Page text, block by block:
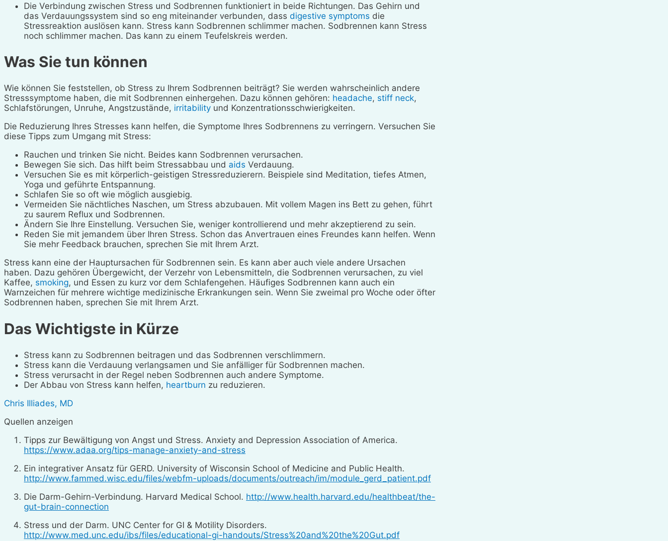
Die Verbindung zwischen Stress und Sodbrennen funktioniert in beide Richtungen. Das Gehirn und
das Verdauungssystem sind so eng miteinander verbunden, dass digestive symptoms die
Stressreaktion auslösen kann. Stress kann Sodbrennen schlimmer machen. Sodbrennen kann Stress
noch schlimmer machen. Das kann zu einem Teufelskreis werden.
Was Sie tun können
Wie können Sie feststellen, ob Stress zu Ihrem Sodbrennen beiträgt? Sie werden wahrscheinlich andere
Stresssymptome haben, die mit Sodbrennen einhergehen. Dazu können gehören: headache, stiff neck,
Schlafstörungen, Unruhe, Angstzustände, irritability und Konzentrationsschwierigkeiten.
Die Reduzierung Ihres Stresses kann helfen, die Symptome Ihres Sodbrennens zu verringern. Versuchen Sie
diese Tipps zum Umgang mit Stress:
Rauchen und trinken Sie nicht. Beides kann Sodbrennen verursachen.
Bewegen Sie sich. Das hilft beim Stressabbau und aids Verdauung.
Versuchen Sie es mit körperlich-geistigen Stressreduzierern. Beispiele sind Meditation, tiefes Atmen,
Yoga und geführte Entspannung.
Schlafen Sie so oft wie möglich ausgiebig.
Vermeiden Sie nächtliches Naschen, um Stress abzubauen. Mit vollem Magen ins Bett zu gehen, führt
zu saurem Reflux und Sodbrennen.
Ändern Sie Ihre Einstellung. Versuchen Sie, weniger kontrollierend und mehr akzeptierend zu sein.
Reden Sie mit jemandem über Ihren Stress. Schon das Anvertrauen eines Freundes kann helfen. Wenn
Sie mehr Feedback brauchen, sprechen Sie mit Ihrem Arzt.
Stress kann eine der Hauptursachen für Sodbrennen sein. Es kann aber auch viele andere Ursachen
haben. Dazu gehören Übergewicht, der Verzehr von Lebensmitteln, die Sodbrennen verursachen, zu viel
Kaffee, smoking, und Essen zu kurz vor dem Schlafengehen. Häufiges Sodbrennen kann auch ein
Warnzeichen für mehrere wichtige medizinische Erkrankungen sein. Wenn Sie zweimal pro Woche oder öfter
Sodbrennen haben, sprechen Sie mit Ihrem Arzt.
Das Wichtigste in Kürze
Stress kann zu Sodbrennen beitragen und das Sodbrennen verschlimmern.
Stress kann die Verdauung verlangsamen und Sie anfälliger für Sodbrennen machen.
Stress verursacht in der Regel neben Sodbrennen auch andere Symptome.
Der Abbau von Stress kann helfen, heartburn zu reduzieren.
Chris Illiades, MD
Quellen anzeigen
Tipps zur Bewältigung von Angst und Stress. Anxiety and Depression Association of America.
https://www.adaa.org/tips-manage-anxiety-and-stress
Ein integrativer Ansatz für GERD. University of Wisconsin School of Medicine and Public Health.
http://www.fammed.wisc.edu/files/webfm-uploads/documents/outreach/im/module_gerd_patient.pdf
Die Darm-Gehirn-Verbindung. Harvard Medical School. http://www.health.harvard.edu/healthbeat/the-
gut-brain-connection
Stress und der Darm. UNC Center for GI & Motility Disorders.
http://www.med.unc.edu/ibs/files/educational-gi-handouts/Stress%20and%20the%20Gut.pdf